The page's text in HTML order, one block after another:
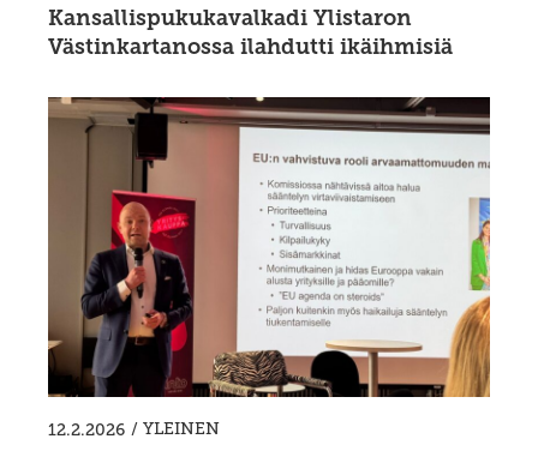
Kansallispukukavalkadi Ylistaron
Västinkartanossa ilahdutti ikäihmisiä
12.2.2026 / YLEINEN